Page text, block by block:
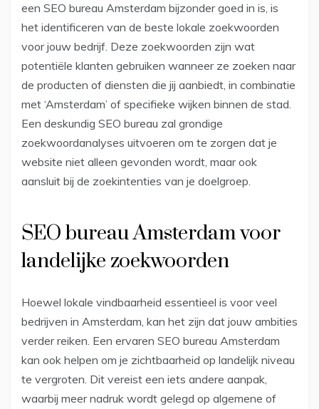
een SEO bureau Amsterdam bijzonder goed in is, is
het identificeren van de beste lokale zoekwoorden
voor jouw bedrijf. Deze zoekwoorden zijn wat
potentiële klanten gebruiken wanneer ze zoeken naar
de producten of diensten die jij aanbiedt, in combinatie
met ‘Amsterdam’ of specifieke wijken binnen de stad.
Een deskundig SEO bureau zal grondige
zoekwoordanalyses uitvoeren om te zorgen dat je
website niet alleen gevonden wordt, maar ook
aansluit bij de zoekintenties van je doelgroep.
SEO bureau Amsterdam voor
landelijke zoekwoorden
Hoewel lokale vindbaarheid essentieel is voor veel
bedrijven in Amsterdam, kan het zijn dat jouw ambities
verder reiken. Een ervaren SEO bureau Amsterdam
kan ook helpen om je zichtbaarheid op landelijk niveau
te vergroten. Dit vereist een iets andere aanpak,
waarbij meer nadruk wordt gelegd op algemene of